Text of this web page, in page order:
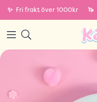
✨ Fri frakt över 1000kr 🦄